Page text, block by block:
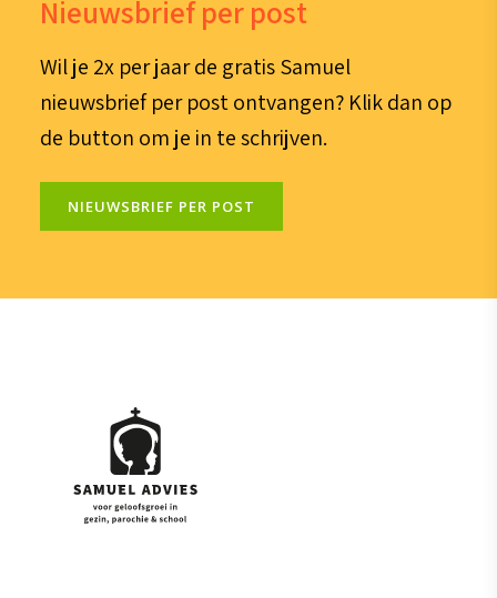
Nieuwsbrief per post
Wil je 2x per jaar de gratis Samuel
nieuwsbrief per post ontvangen? Klik dan op
de button om je in te schrijven.
NIEUWSBRIEF PER POST